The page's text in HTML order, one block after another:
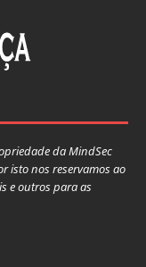
da MindSec
isto nos reservamos ao
e outros para as